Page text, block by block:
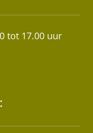
tot 17.00 uur